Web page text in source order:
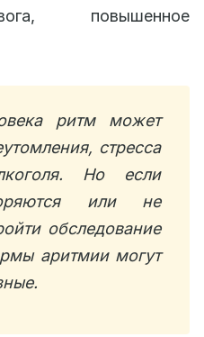
повышенное
ритм может
стресса
Но если
или не
обследование
аритмии могут